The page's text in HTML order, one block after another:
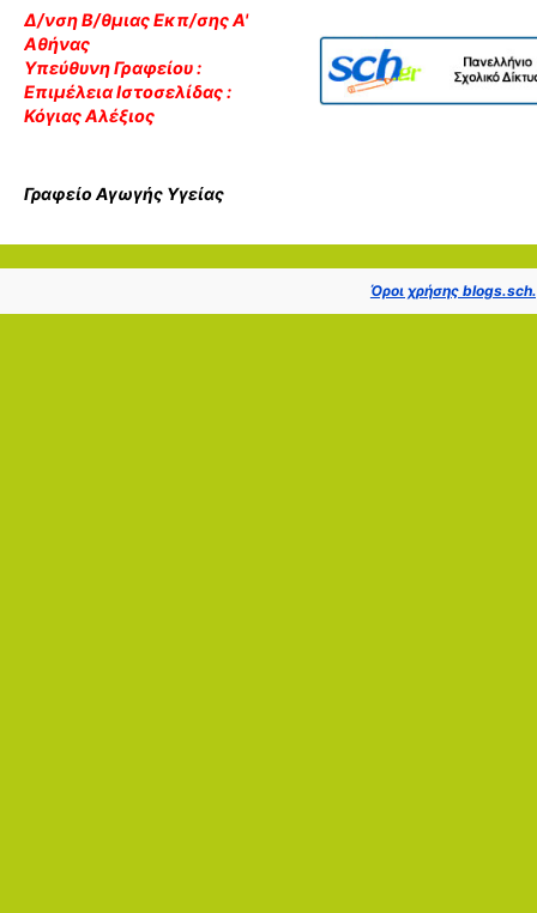
Δ/νση Β/θμιας Εκπ/σης Α'
Αθήνας
Υπεύθυνη Γραφείου :
Επιμέλεια Ιστοσελίδας :
Κόγιας Αλέξιος
Γραφείο Αγωγής Υγείας
Όροι χρήσης